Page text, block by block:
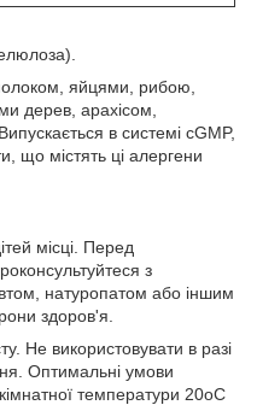
яйцями, рибою,
дерев, арахісом,
в системі cGMP,
що містять ці алергени
місці. Перед
з
натуропатом або іншим
здоров'я.
Не використовувати в разі
Оптимальні умови
температури 20oC